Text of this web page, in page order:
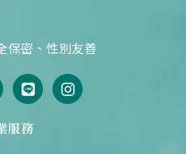
保密、性別友善
L
i
n
e
I
n
s
服務